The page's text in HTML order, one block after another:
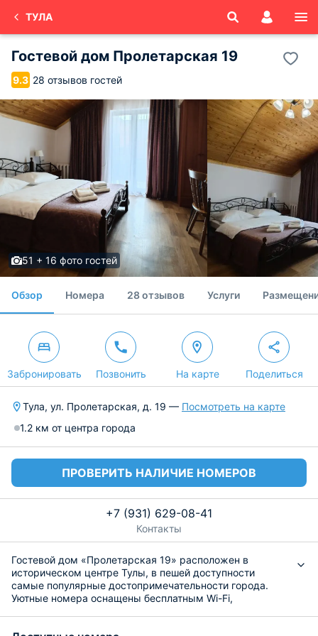
ТУЛА
Гостевой дом Пролетарская 19
9.3 28 отзывов гостей
51 + 16 фото гостей
Обзор Номера 28 отзывов Услуги
Забронировать Позвонить На карте Поделиться
Тула, ул. Пролетарская, д. 19 — Посмотреть на карте
1.2 км от центра города
ПРОВЕРИТЬ НАЛИЧИЕ НОМЕРОВ
+7 (931) 629-08-41
Контакты
Гостевой дом «Пролетарская 19» расположен в
историческом центре Тулы, в пешей доступности
самые популярные достопримечательности города.
Уютные номера оснащены бесплатным Wi-Fi,